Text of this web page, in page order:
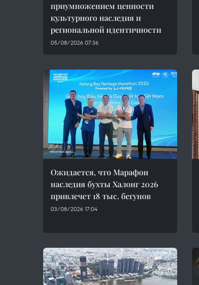
приумножением ценности
культурного наследия и
региональной идентичности
05/08/2026 07:36
Ожидается, что Марафон
наследия бухты Халонг 2026
привлечет 18 тыс. бегунов
03/08/2026 17:04